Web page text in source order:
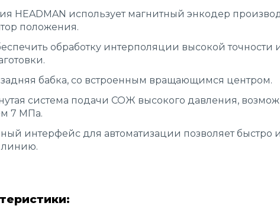
HEADMAN использует магнитный энкодер
положения.
обработку интерполяции высокой точности
бабка, со встроенным вращающимся центром.
система подачи СОЖ высокого давления,
7 МПа.
интерфейс для автоматизации позволяет быстро и
линию.